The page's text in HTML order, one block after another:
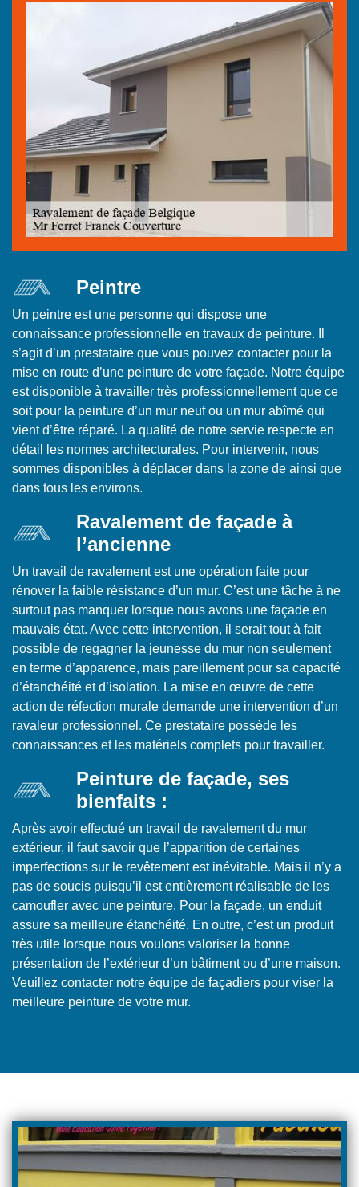
Peintre
Un peintre est une personne qui dispose une
connaissance professionnelle en travaux de peinture. Il
s’agit d’un prestataire que vous pouvez contacter pour la
mise en route d’une peinture de votre façade. Notre équipe
est disponible à travailler très professionnellement que ce
soit pour la peinture d’un mur neuf ou un mur abîmé qui
vient d’être réparé. La qualité de notre servie respecte en
détail les normes architecturales. Pour intervenir, nous
sommes disponibles à déplacer dans la zone de ainsi que
dans tous les environs.
Ravalement de façade à
l’ancienne
Un travail de ravalement est une opération faite pour
rénover la faible résistance d’un mur. C’est une tâche à ne
surtout pas manquer lorsque nous avons une façade en
mauvais état. Avec cette intervention, il serait tout à fait
possible de regagner la jeunesse du mur non seulement
en terme d’apparence, mais pareillement pour sa capacité
d’étanchéité et d’isolation. La mise en œuvre de cette
action de réfection murale demande une intervention d’un
ravaleur professionnel. Ce prestataire possède les
connaissances et les matériels complets pour travailler.
Peinture de façade, ses
bienfaits :
Après avoir effectué un travail de ravalement du mur
extérieur, il faut savoir que l’apparition de certaines
imperfections sur le revêtement est inévitable. Mais il n’y a
pas de soucis puisqu’il est entièrement réalisable de les
camoufler avec une peinture. Pour la façade, un enduit
assure sa meilleure étanchéité. En outre, c’est un produit
très utile lorsque nous voulons valoriser la bonne
présentation de l’extérieur d’un bâtiment ou d’une maison.
Veuillez contacter notre équipe de façadiers pour viser la
meilleure peinture de votre mur.